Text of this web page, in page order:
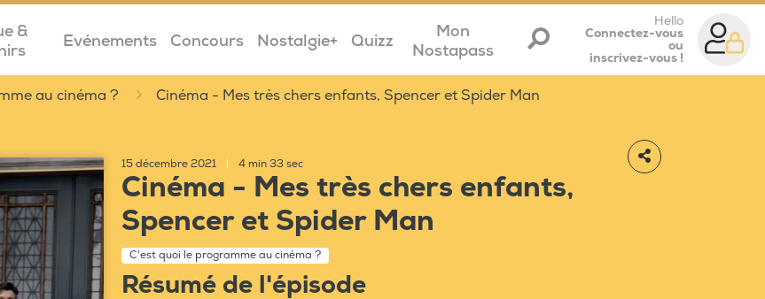
&
Evénements Concours Nostalgie+ Quizz
Mon
Nostapass
Hello
Connectez-vous
ou
inscrivez-vous !
au cinéma ? Cinéma - Mes très chers enfants, Spencer et Spider Man
15 décembre 2021 4 min 33 sec
Cinéma - Mes très chers enfants,
Spencer et Spider Man
C'est quoi le programme au cinéma ?
Résumé de l'épisode